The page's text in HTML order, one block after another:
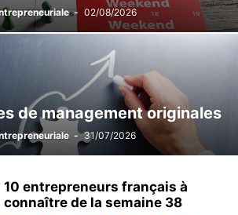
- 02/08/2026
de management originales
- 31/07/2026
10 entrepreneurs français à
connaître de la semaine 38